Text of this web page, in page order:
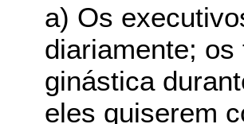
a) Os
diariamente;
ginástica
eles quiserem